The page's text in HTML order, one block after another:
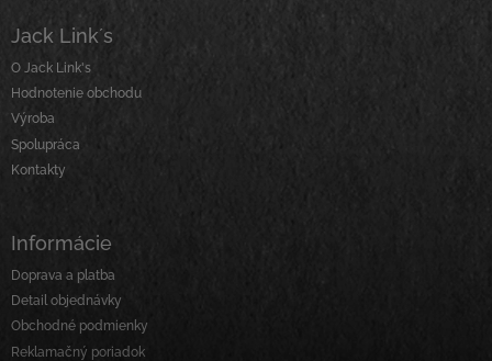
p
e
Jack Link´s
O Jack Link's
Hodnotenie obchodu
Výroba
Spolupráca
Kontakty
Informácie
Doprava a platba
Detail objednávky
Obchodné podmienky
Reklamačný poriadok